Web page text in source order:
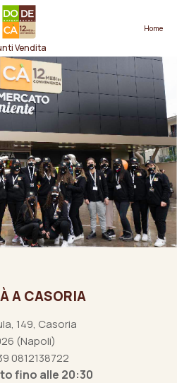
Vendita
Home
A CASORIA
149, Casoria
(Napoli)
0812138722
fino alle 20:30